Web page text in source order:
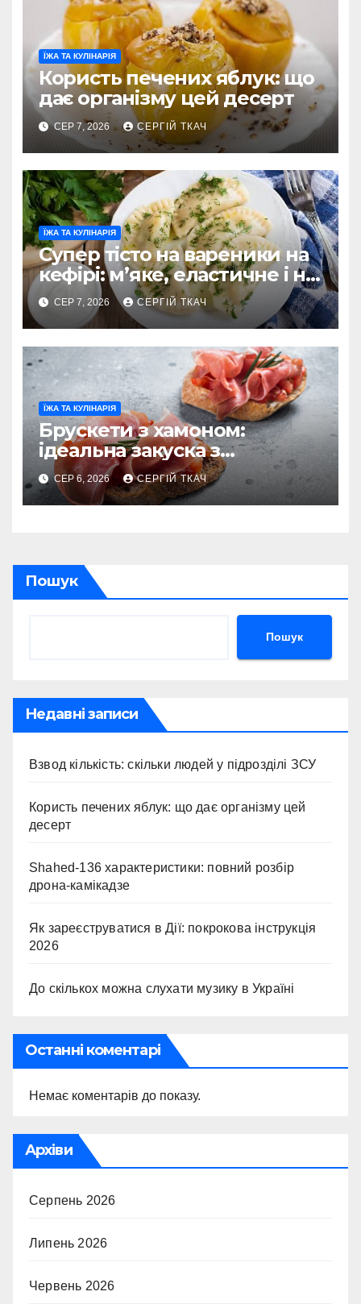
ЇЖА ТА КУЛІНАРІЯ
Користь печених яблук: що
дає організму цей десерт
СЕР 7, 2026 СЕРГІЙ ТКАЧ
ЇЖА ТА КУЛІНАРІЯ
Супер тісто на вареники на
кефірі: м’яке, еластичне і не
рветься
СЕР 7, 2026 СЕРГІЙ ТКАЧ
ЇЖА ТА КУЛІНАРІЯ
Брускети з хамоном:
ідеальна закуска з
характером
СЕР 6, 2026 СЕРГІЙ ТКАЧ
Пошук
Пошук
Недавні записи
Взвод кількість: скільки людей у підрозділі ЗСУ
Користь печених яблук: що дає організму цей
десерт
Shahed-136 характеристики: повний розбір
дрона-камікадзе
Як зареєструватися в Дії: покрокова інструкція
2026
До скількох можна слухати музику в Україні
Останні коментарі
Немає коментарів до показу.
Архіви
Серпень 2026
Липень 2026
Червень 2026